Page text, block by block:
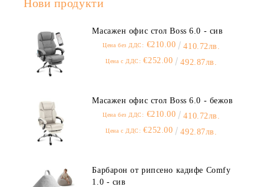
Нови продукти
Масажен офис стол Boss 6.0 - сив
Цена без ДДС: €210.00 410.72лв.
Цена с ДДС: €252.00 492.87лв.
Масажен офис стол Boss 6.0 - бежов
Цена без ДДС: €210.00 410.72лв.
Цена с ДДС: €252.00 492.87лв.
Барбарон от рипсено кадифе Comfy
1.0 - сив